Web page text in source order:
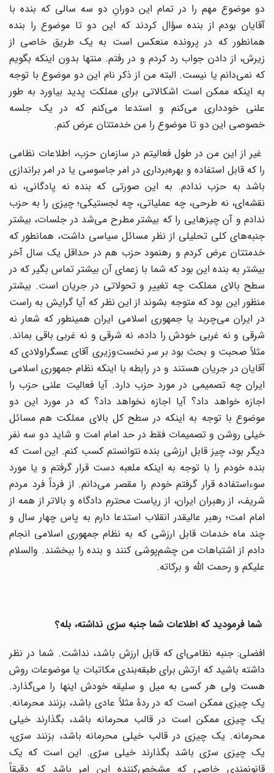
دو موضوع مهم را در تمام این دورانِ دو سه سالی که بنده با
آقایان بودم از بنده سؤال کردند که این دو تا موضوع را بنده
همانطور که در پرونده منعکس است به یک طریق خاصی از
زیرش، از دادن جواب رد کردم و در رفتم. منتها بدون اینکه بگویم
که نمی‌‌‌دانم یا نیست. البته من از ذکر نام این دو موضوع با توجه
به اینکه ممکن است اشکالاتی برای مملکت پدید بیاورد به طور
علنی خودداری می‌کنم و استدعا می‌کنم که در یک جلسه
خصوصی این دو تا موضوع را من خدمتتان عرض کنم.
غیر از این من در طول فعالیتم در سازمان حزب، اطلاعات نظامی
را که قابل استفاده و بهره‌برداری در امر جاسوسی یا در امر براندازی
باشد به حزب ندادم. به این صورتی که بنده نه پادگانی، نه
نقشه‌ای، نه طرحی، چه عملیاتی، چه لجستیکی؛ چیزی را به حزب
ندادم و آن چیزهایی را که بیشتر مطرح می‌شد در جلسات، بیشتر
جنبه‌های کلی تحلیلی از نظر مسائل سیاسی داشت، همانطور که
خدمتتان عرض کردم و رهنمود حزب هم در حداقل یک سال آخر
بیشتر به بنده این بود که شما با زعمای آن بیشتر تماس بگیر که در
سطح بالای مملکت چه تغییر و تحولاتی در جریان است. بیشتر
منظور این بود که متوجه بشوند از این نظر که آیا گرایش به راست
در ایران می‌چربد یا جمهوری اسلامی ایران همینطور که شعار نه
شرقی و نه غربی خودش را داده، نه شرقی و نه غربی باقی بماند.
مثلاً صحبت و بحث بود بر سر نخست‌وزیری آقای عسگراولادی که
آقایان در جریان هستند و در رابطه با اینکه نظام جمهوری اسلامی
ایران چه تصمیمی در مورد حزب دارد. آیا فعالیت علنی حزب را
اجازه خواهد داد؟ آیا اجازه نخواهد داد؟ که در مورد این دو
موضوع با توجه به اینکه در سطح کل بالای مملکت هم مسائل
خیلی روشن و تصمیمات فقط در حد امام امت و شاید دو سه نفر
دیگر بود، چیز قابل ارزشی بنده نتوانستم کسب کنم. این است که
بنده خودم را با توجه به اینکه ملعبه دست قرار گرفتم و یا مورد
سوءاستفاده قرار گرفتم خودم را مقصر می‌دانم. از فرداً فرد مردم
شریف، از رهبران ایران، از ریاست محترم دادگاه و بالاتر از همه از
امام امت؛ رهبر عالیقدر انقلاب استدعا دارم به پاس چهار سال و
چند ماه خدمات قابل ارزشی که به نظام جمهوری اسلامی انجام
دادم از اشتباهات من چشم‌پوشی کنند و بنده را ببخشند. والسلام
علیکم و رحمت الله و برکاته.
شما فرمودید که اطلاعات شما جنبه سرّی نداشته، بله؟
افضلی: جنبه نظامی‌ای که قابل ارزش باشد، نداشت. شما در نظر
داشته باشید که ارتش برای طبقه‌بندی مکاتبات یا موضوعات روش
هست ولی هر کسی به میل و سلیقه خودش اینها را می‌گذارد.
یک چیزی ممکن است که در ردۀ مثلاً عادی باشد، بزنند محرمانه.
یک چیزی ممکن است در قالب محرمانه باشد، بگذارند خیلی
محرمانه. یک چیزی در قالب خیلی محرمانه باشد، بزنند سرّی،
یک چیزی سرّی باشد بگذارند خیلی سرّی. این است که یک
قانونمندی خاصی که مشخص‌کننده این امر باشد که دقیقاً